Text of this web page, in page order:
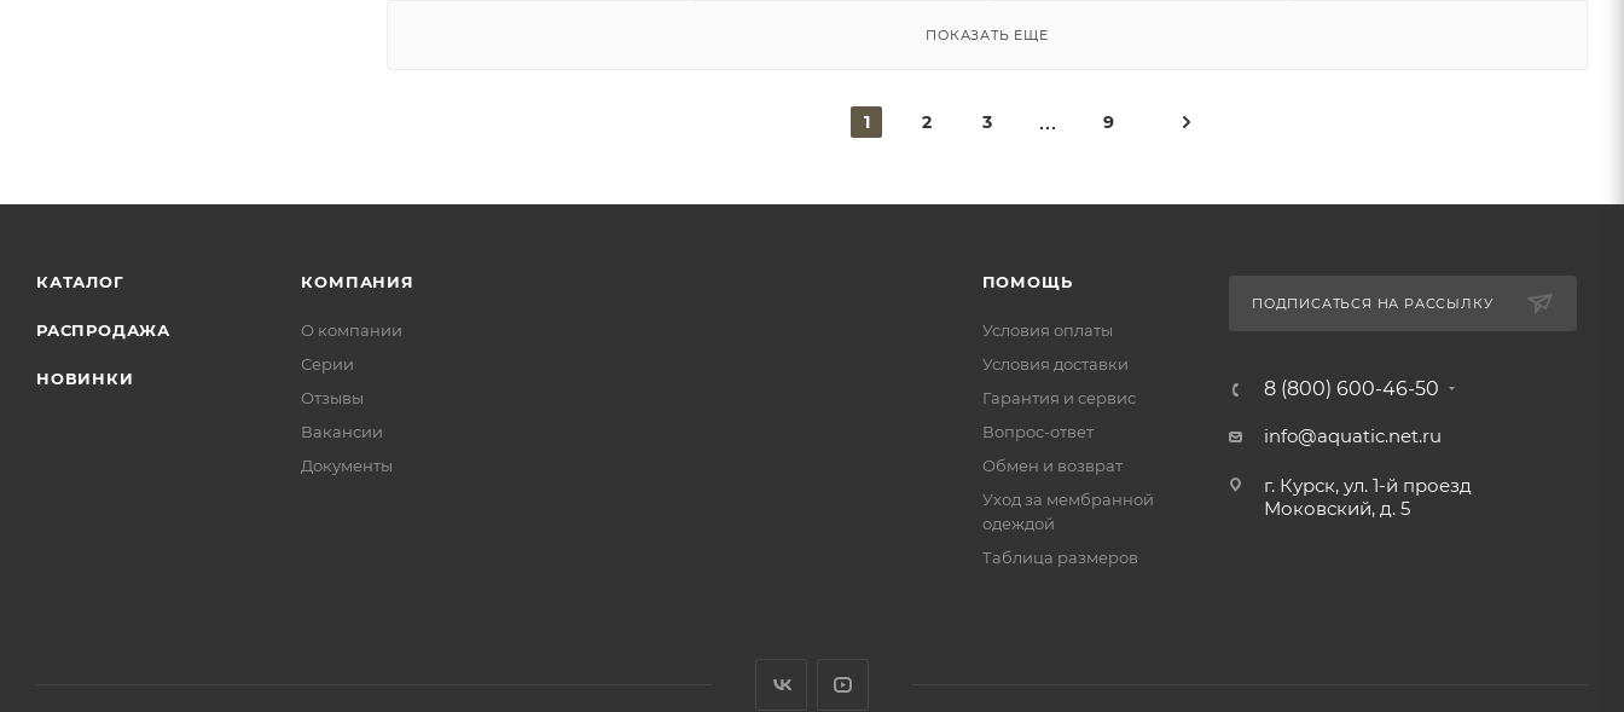
ПОКАЗАТЬ ЕЩЕ
1 2 3 9
КАТАЛОГ
РАСПРОДАЖА
НОВИНКИ
КОМПАНИЯ
О компании
Серии
Отзывы
Вакансии
Документы
ПОМОЩЬ
Условия оплаты
Условия доставки
Гарантия и сервис
Вопрос-ответ
Обмен и возврат
Уход за мембранной
одеждой
Таблица размеров
ПОДПИСАТЬСЯ НА РАССЫЛКУ
8 (800) 600-46-50
info@aquatic.net.ru
г. Курск, ул. 1-й проезд
Моковский, д. 5